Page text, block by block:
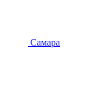
Самара